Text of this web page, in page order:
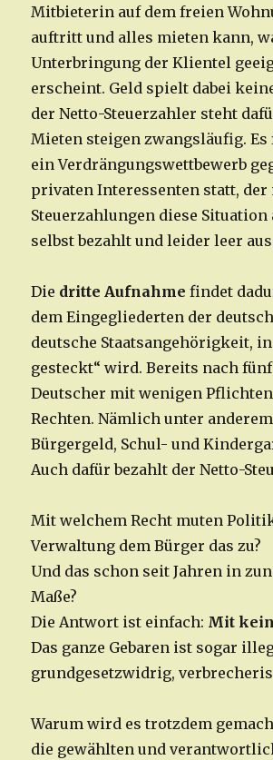
Mitbieterin auf dem freien
auftritt und alles mieten kann,
Unterbringung der Klientel
erscheint. Geld spielt dabei
der Netto-Steuerzahler steht
Mieten steigen zwangsläufig. Es
ein Verdrängungswettbewerb
privaten Interessenten statt,
Steuerzahlungen diese Situation
selbst bezahlt und leider leer
Die dritte Aufnahmefindet
dem Eingegliederten der
deutsche Staatsangehörigkeit, in
gesteckt“ wird. Bereits nach
Deutscher mit wenigen
Rechten. Nämlich unter
Bürgergeld, Schul- und
Auch dafür bezahlt der Netto-
Mit welchem Recht muten
Verwaltung dem Bürger das zu?
Und das schon seit Jahren in
Maße?
Die Antwort ist einfach: Mit
Das ganze Gebaren ist sogar
grundgesetzwidrig,
Warum wird es trotzdem
die gewählten und